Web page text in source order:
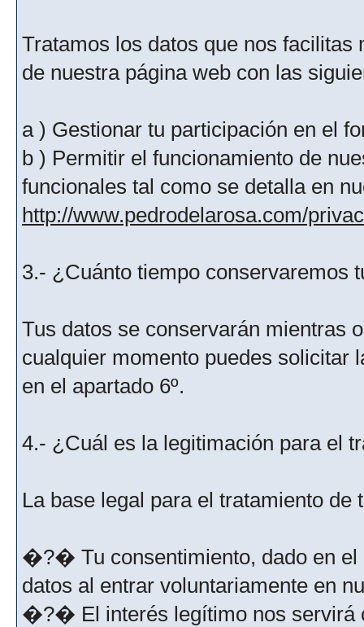
Tratamos los datos que nos
de nuestra página web con las
a ) Gestionar tu participación en el
b ) Permitir el funcionamiento de
funcionales tal como se detalla en
http://www.pedrodelarosa.com/
3.- ¿Cuánto tiempo conservaremos
Tus datos se conservarán mientras
cualquier momento puedes solicitar
en el apartado 6º.
4.- ¿Cuál es la legitimación para el
La base legal para el tratamiento
�?� Tu consentimiento, dado en el
datos al entrar voluntariamente en
�?� El interés legítimo nos servirá